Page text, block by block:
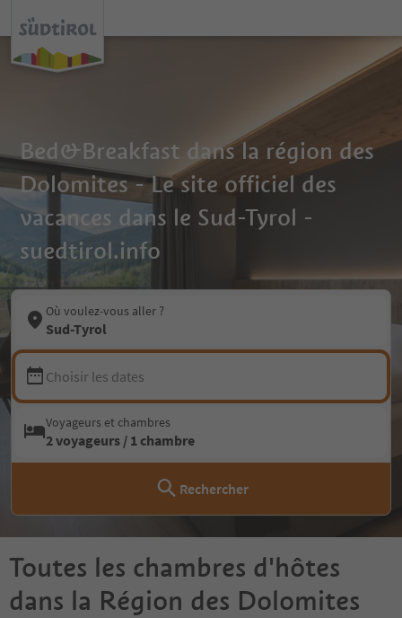
Bed&Breakfast dans la région des
Dolomites - Le site officiel des
vacances dans le Sud-Tyrol -
suedtirol.info
Où voulez-vous aller ?
Sud-Tyrol
Choisir les dates
Voyageurs et chambres
2 voyageurs / 1 chambre
Rechercher
Toutes les chambres d'hôtes
dans la Région des Dolomites